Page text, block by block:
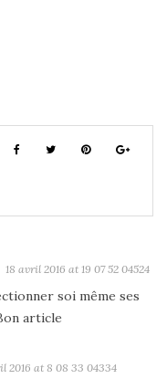
18 avril 2016 at 19 07 52 04524
soi même ses
article
2016 at 8 08 33 04334